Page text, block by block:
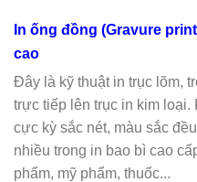
In ống đồng (Gravure
cao
Đây là kỹ thuật in trục lõm,
trực tiếp lên trục in kim loại.
cực kỳ sắc nét, màu sắc
nhiều trong in bao bì cao
phẩm, mỹ phẩm, thuốc...